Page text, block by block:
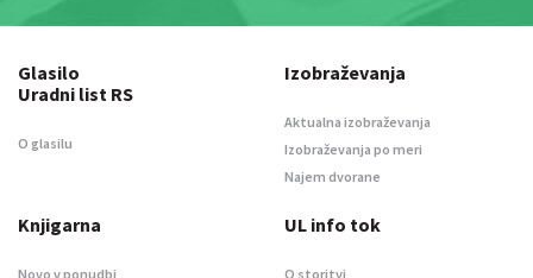
Glasilo
Uradni list RS
O glasilu
Izobraževanja
Aktualna izobraževanja
Izobraževanja po meri
Najem dvorane
Knjigarna
Novo v ponudbi
UL info tok
O storitvi